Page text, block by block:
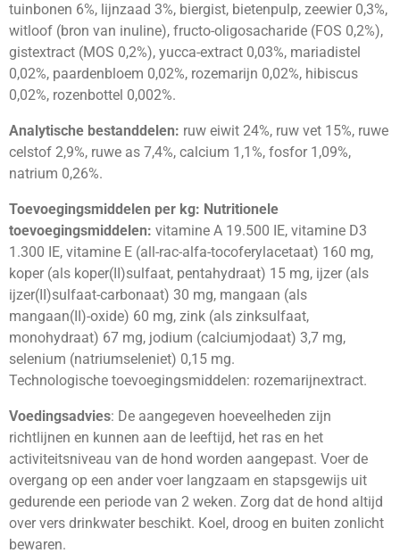
tuinbonen 6%, lijnzaad 3%, biergist, bietenpulp, zeewier 0,3%,
witloof (bron van inuline), fructo-oligosacharide (FOS 0,2%),
gistextract (MOS 0,2%), yucca-extract 0,03%, mariadistel
0,02%, paardenbloem 0,02%, rozemarijn 0,02%, hibiscus
0,02%, rozenbottel 0,002%.
Analytische bestanddelen: ruw eiwit 24%, ruw vet 15%, ruwe
celstof 2,9%, ruwe as 7,4%, calcium 1,1%, fosfor 1,09%,
natrium 0,26%.
Toevoegingsmiddelen per kg: Nutritionele
toevoegingsmiddelen: vitamine A 19.500 IE, vitamine D3
1.300 IE, vitamine E (all-rac-alfa-tocoferylacetaat) 160 mg,
koper (als koper(II)sulfaat, pentahydraat) 15 mg, ijzer (als
ijzer(II)sulfaat-carbonaat) 30 mg, mangaan (als
mangaan(II)-oxide) 60 mg, zink (als zinksulfaat,
monohydraat) 67 mg, jodium (calciumjodaat) 3,7 mg,
selenium (natriumseleniet) 0,15 mg.
Technologische toevoegingsmiddelen: rozemarijnextract.
Voedingsadvies: De aangegeven hoeveelheden zijn
richtlijnen en kunnen aan de leeftijd, het ras en het
activiteitsniveau van de hond worden aangepast. Voer de
overgang op een ander voer langzaam en stapsgewijs uit
gedurende een periode van 2 weken. Zorg dat de hond altijd
over vers drinkwater beschikt. Koel, droog en buiten zonlicht
bewaren.